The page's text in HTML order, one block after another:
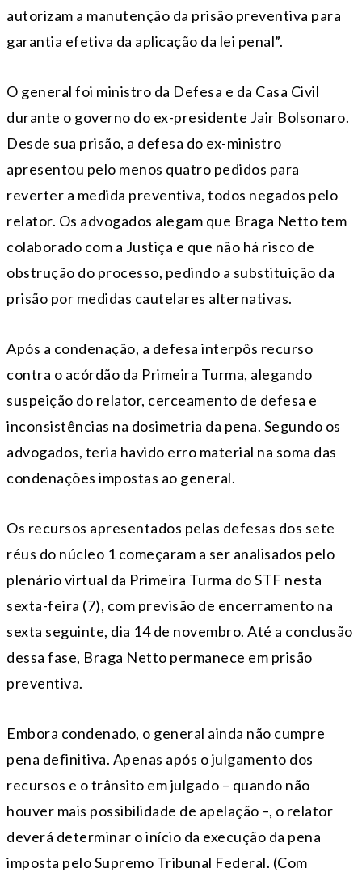
autorizam a manutenção da prisão preventiva para
garantia efetiva da aplicação da lei penal”.
O general foi ministro da Defesa e da Casa Civil
durante o governo do ex-presidente Jair Bolsonaro.
Desde sua prisão, a defesa do ex-ministro
apresentou pelo menos quatro pedidos para
reverter a medida preventiva, todos negados pelo
relator. Os advogados alegam que Braga Netto tem
colaborado com a Justiça e que não há risco de
obstrução do processo, pedindo a substituição da
prisão por medidas cautelares alternativas.
Após a condenação, a defesa interpôs recurso
contra o acórdão da Primeira Turma, alegando
suspeição do relator, cerceamento de defesa e
inconsistências na dosimetria da pena. Segundo os
advogados, teria havido erro material na soma das
condenações impostas ao general.
Os recursos apresentados pelas defesas dos sete
réus do núcleo 1 começaram a ser analisados pelo
plenário virtual da Primeira Turma do STF nesta
sexta-feira (7), com previsão de encerramento na
sexta seguinte, dia 14 de novembro. Até a conclusão
dessa fase, Braga Netto permanece em prisão
preventiva.
Embora condenado, o general ainda não cumpre
pena definitiva. Apenas após o julgamento dos
recursos e o trânsito em julgado – quando não
houver mais possibilidade de apelação –, o relator
deverá determinar o início da execução da pena
imposta pelo Supremo Tribunal Federal. (Com